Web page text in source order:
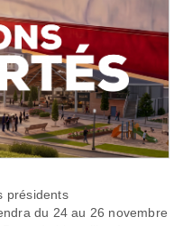
présidents
du 24 au 26 novembre